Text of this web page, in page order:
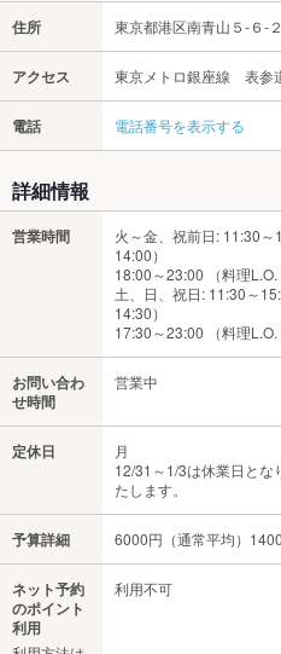
住所 東京都港区南青山５‐６‐
アクセス 東京メトロ銀座線 表
電話 電話番号を表示する
詳細情報
営業時間
火～金、祝前日: 11:30
14:00）
18:00～23:00 （料理L.O.
土、日、祝日: 11:30～
14:30）
17:30～23:00 （料理L.O.
お問い合わ
せ時間
営業中
定休日
月
12/31～1/3は休業日とな
たします。
予算詳細 6000円（通常平均）
ネット予約
のポイント
利用
利用不可